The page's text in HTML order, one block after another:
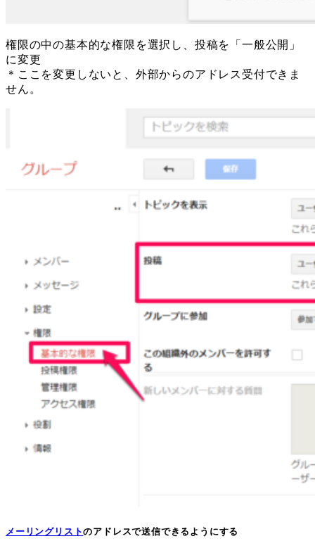
権限の中の基本的な権限を選択し、投稿を「一般公開」
に変更
＊ここを変更しないと、外部からのアドレス受付できま
せん。
メーリングリストのアドレスで送信できるようにする